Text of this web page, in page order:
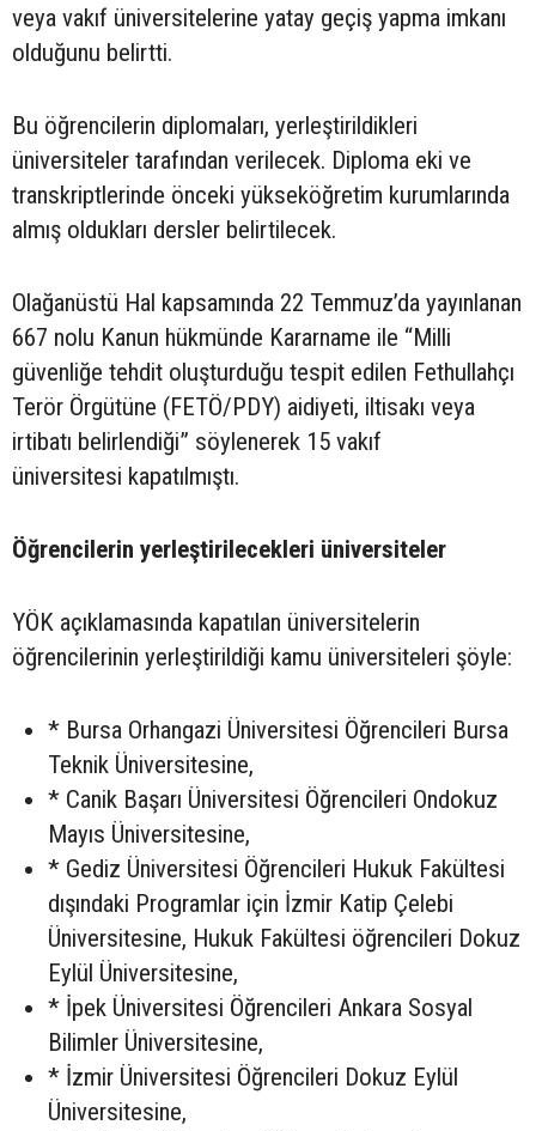
veya vakıf üniversitelerine yatay geçiş yapma imkanı
olduğunu belirtti.
Bu öğrencilerin diplomaları, yerleştirildikleri
üniversiteler tarafından verilecek. Diploma eki ve
transkriptlerinde önceki yükseköğretim kurumlarında
almış oldukları dersler belirtilecek.
Olağanüstü Hal kapsamında 22 Temmuz’da yayınlanan
667 nolu Kanun hükmünde Kararname ile “Milli
güvenliğe tehdit oluşturduğu tespit edilen Fethullahçı
Terör Örgütüne (FETÖ/PDY) aidiyeti, iltisakı veya
irtibatı belirlendiği” söylenerek 15 vakıf
üniversitesi kapatılmıştı.
Öğrencilerin yerleştirilecekleri üniversiteler
YÖK açıklamasında kapatılan üniversitelerin
öğrencilerinin yerleştirildiği kamu üniversiteleri şöyle:
* Bursa Orhangazi Üniversitesi Öğrencileri Bursa
Teknik Üniversitesine,
* Canik Başarı Üniversitesi Öğrencileri Ondokuz
Mayıs Üniversitesine,
* Gediz Üniversitesi Öğrencileri Hukuk Fakültesi
dışındaki Programlar için İzmir Katip Çelebi
Üniversitesine, Hukuk Fakültesi öğrencileri Dokuz
Eylül Üniversitesine,
* İpek Üniversitesi Öğrencileri Ankara Sosyal
Bilimler Üniversitesine,
* İzmir Üniversitesi Öğrencileri Dokuz Eylül
Üniversitesine,